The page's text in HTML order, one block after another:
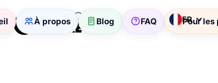
À propos Blog FAQ Pour les
FR